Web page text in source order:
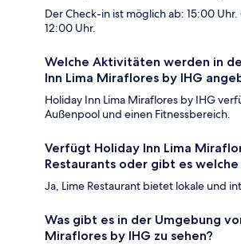
Der Check-in ist möglich ab: 15:00
12:00 Uhr.
Welche Aktivitäten werden in
Inn Lima Miraflores by IHG
Holiday Inn Lima Miraflores by IHG
Außenpool und einen Fitnessbereich.
Verfügt Holiday Inn Lima
Restaurants oder gibt es welche
Ja, Lime Restaurant bietet lokale und
Was gibt es in der Umgebung
Miraflores by IHG zu sehen?